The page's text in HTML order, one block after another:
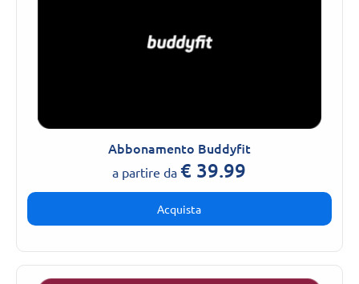
Abbonamento Buddyfit
a partire da € 39.99
Acquista